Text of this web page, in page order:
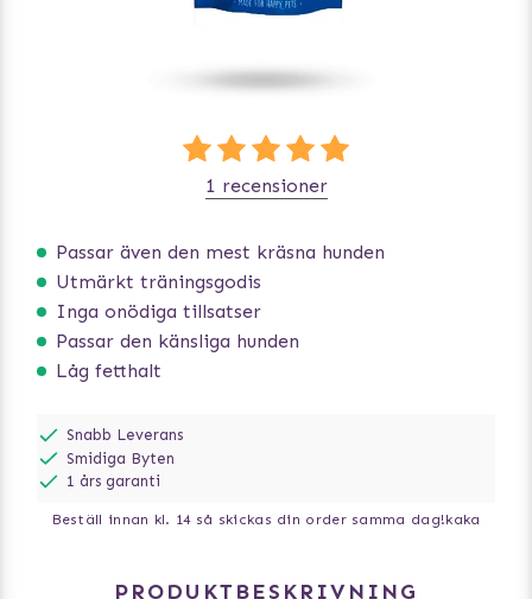
Passar även den mest kräsna hunden
Utmärkt träningsgodis
Inga onödiga tillsatser
Passar den känsliga hunden
Låg fetthalt
1 recensioner
Snabb Leverans
Smidiga Byten
1 års garanti
Beställ innan kl. 14 så skickas din order samma dag!kaka
PRODUKTBESKRIVNING